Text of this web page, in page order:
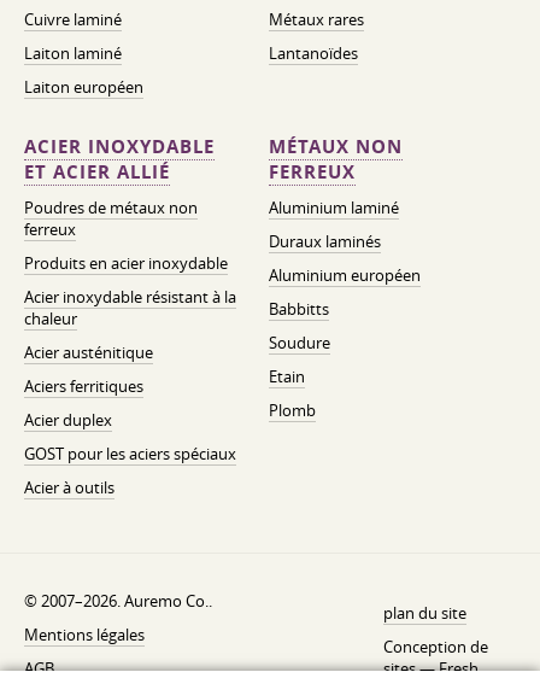
Cuivre laminé
Laiton laminé
Laiton européen
Métaux rares
Lantanoïdes
ACIER INOXYDABLE
ET ACIER ALLIÉ
Poudres de métaux non
ferreux
Produits en acier inoxydable
Acier inoxydable résistant à la
chaleur
Acier austénitique
Aciers ferritiques
Acier duplex
GOST pour les aciers spéciaux
Acier à outils
MÉTAUX NON
FERREUX
Aluminium laminé
Duraux laminés
Aluminium européen
Babbitts
Soudure
Etain
Plomb
© 2007–2026. Auremo Co..
Mentions légales
AGB
plan du site
Conception de
sites —Fresh